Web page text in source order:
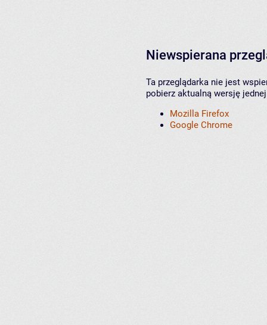
Niewspierana
Ta przeglądarka nie jest
pobierz aktualną wersję
Mozilla Firefox
Google Chrome